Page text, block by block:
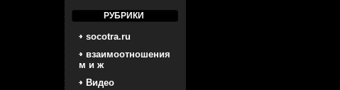
РУБРИКИ
socotra.ru
взаимоотношения
м и ж
Видео